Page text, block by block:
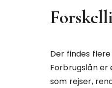
Der findes
Forbrugslån
som rejser,